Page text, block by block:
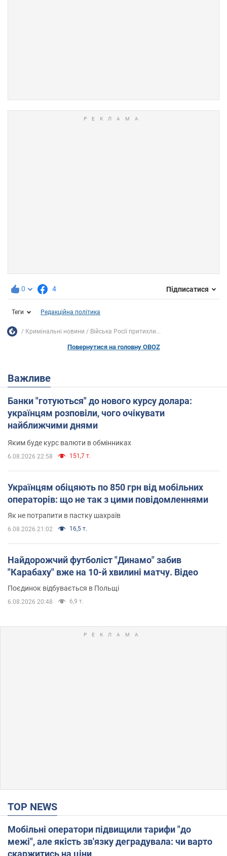
0 4 Підписатися
Теги Редакційна політика
Кримінальні новини Війська Росії притихли...
Повернутися на головну OBOZ
Важливе
Банки "готуються" до нового курсу долара:
українцям розповіли, чого очікувати
найближчими днями
Яким буде курс валюти в обмінниках
6.08.2026 22:58 151,7 т.
Українцям обіцяють по 850 грн від мобільних
операторів: що не так з цими повідомленнями
Як не потрапити в пастку шахраїв
6.08.2026 21:02 16,5 т.
Найдорожчий футболіст "Динамо" забив
"Карабаху" вже на 10-й хвилині матчу. Відео
Поєдинок відбувається в Польщі
6.08.2026 20:48 6,9 т.
TOP NEWS
Мобільні оператори підвищили тарифи "до
межі", але якість зв'язку деградувала: чи варто
скаржитись на ціни